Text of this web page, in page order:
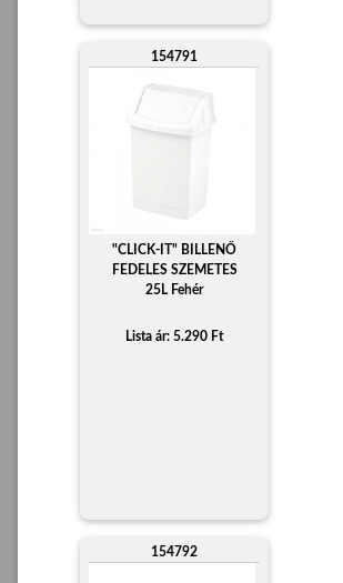
154791
"CLICK-IT" BILLENŐ
FEDELES SZEMETES
25L Fehér
Lista ár: 5.290 Ft
154792